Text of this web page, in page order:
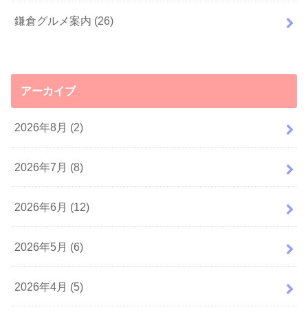
鎌倉グルメ案内 (26)
アーカイブ
2026年8月 (2)
2026年7月 (8)
2026年6月 (12)
2026年5月 (6)
2026年4月 (5)